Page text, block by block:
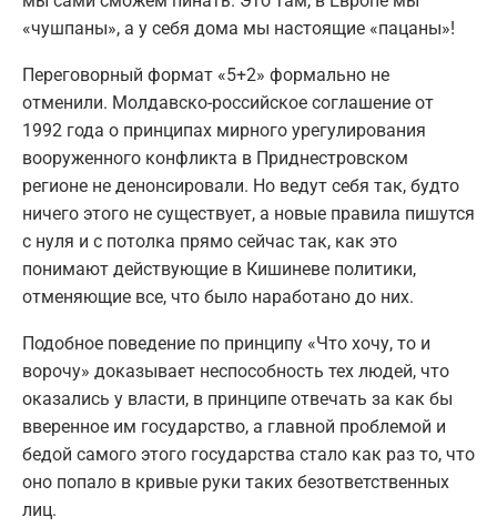
«чушпаны», а у себя дома мы настоящие «пацаны»!
Переговорный формат «5+2» формально не
отменили. Молдавско-российское соглашение от
1992 года о принципах мирного урегулирования
вооруженного конфликта в Приднестровском
регионе не денонсировали. Но ведут себя так, будто
ничего этого не существует, а новые правила пишутся
с нуля и с потолка прямо сейчас так, как это
понимают действующие в Кишиневе политики,
отменяющие все, что было наработано до них.
Подобное поведение по принципу «Что хочу, то и
ворочу» доказывает неспособность тех людей, что
оказались у власти, в принципе отвечать за как бы
вверенное им государство, а главной проблемой и
бедой самого этого государства стало как раз то, что
оно попало в кривые руки таких безответственных
лиц.